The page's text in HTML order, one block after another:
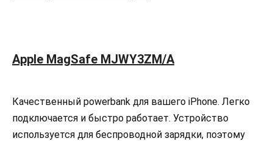
Apple MagSafe MJWY3ZM/A
Качественный powerbank для вашего iPhone. Легко
подключается и быстро работает. Устройство
используется для беспроводной зарядки, поэтому